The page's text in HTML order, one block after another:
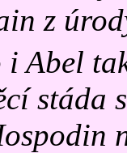
z
i Abel
stáda